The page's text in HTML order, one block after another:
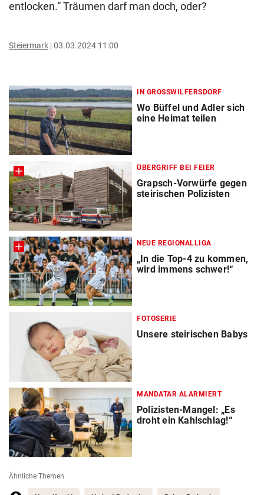
entlocken.“ Träumen darf man doch, oder?
Steiermark 03.03.2024 11:00
IN GROSSWILFERSDORF
Wo Büffel und Adler sich
eine Heimat teilen
ÜBERGRIFF BEI FEIER
Grapsch-Vorwürfe gegen
steirischen Polizisten
NEUE REGIONALLIGA
„In die Top-4 zu kommen,
wird immens schwer!“
FOTOSERIE
Unsere steirischen Babys
MANDATAR ALARMIERT
Polizisten-Mangel: „Es
droht ein Kahlschlag!“
Ähnliche Themen